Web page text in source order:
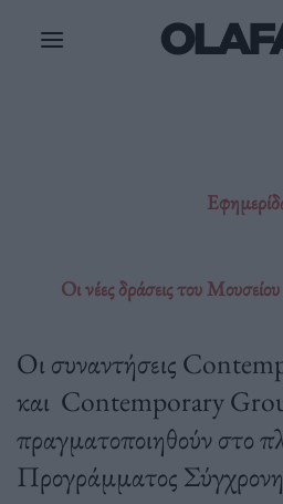
Οι νέες δράσεις του
Οι συναντήσεις
και Contemporary
πραγματοποιηθούν στο
Προγράμματος